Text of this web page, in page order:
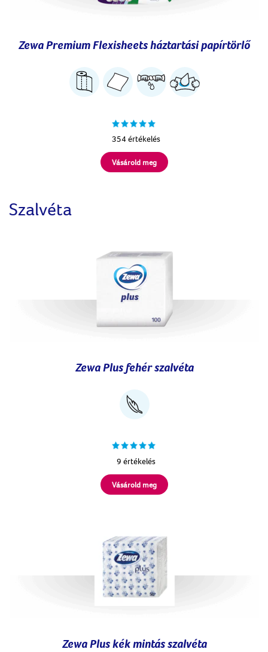
Zewa Premium Flexisheets háztartási papírtörlő
354 értékelés
Vásárold meg
Szalvéta
Zewa Plus fehér szalvéta
9 értékelés
Vásárold meg
Zewa Plus kék mintás szalvéta